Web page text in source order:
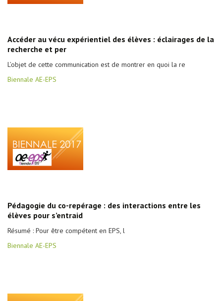
Accéder au vécu expérientiel des élèves : éclairages de la
recherche et per
L’objet de cette communication est de montrer en quoi la re
Biennale AE-EPS
Pédagogie du co-repérage : des interactions entre les
élèves pour s’entraid
Résumé : Pour être compétent en EPS, l
Biennale AE-EPS